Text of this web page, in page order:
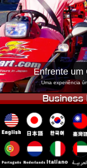
Tokyo Shibuya
Tokyo Asakusa
Okinawa
Enfrente um
Uma experiência